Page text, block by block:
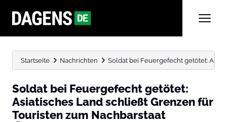
Startseite Nachrichten Soldat bei Feuergefecht getötet:
Soldat bei Feuergefecht getötet:
Asiatisches Land schließt Grenzen für
Touristen zum Nachbarstaat